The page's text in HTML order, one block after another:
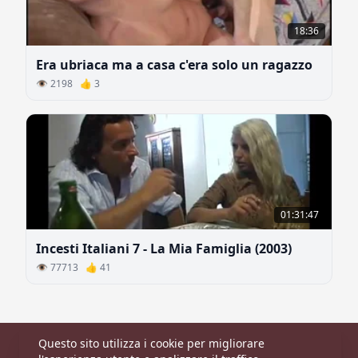
18:36
Era ubriaca ma a casa c'era solo un ragazzo
👁 2198 👍 3
01:31:47
Incesti Italiani 7 - La Mia Famiglia (2003)
👁 77713 👍 41
Principale |Categorie|Modelle
Questo sito utilizza i cookie per migliorare